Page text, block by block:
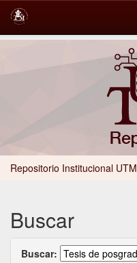
Repositorio Institucional UTM
Buscar
Buscar: